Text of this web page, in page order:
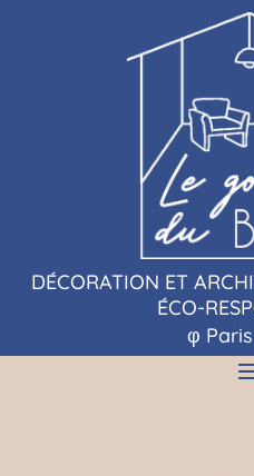
DÉCORATION ET
ÉCO-
φ